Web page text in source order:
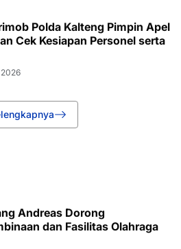
Polda Kalteng Pimpin Apel
Cek Kesiapan Personel serta
Andreas Dorong
dan Fasilitas Olahraga